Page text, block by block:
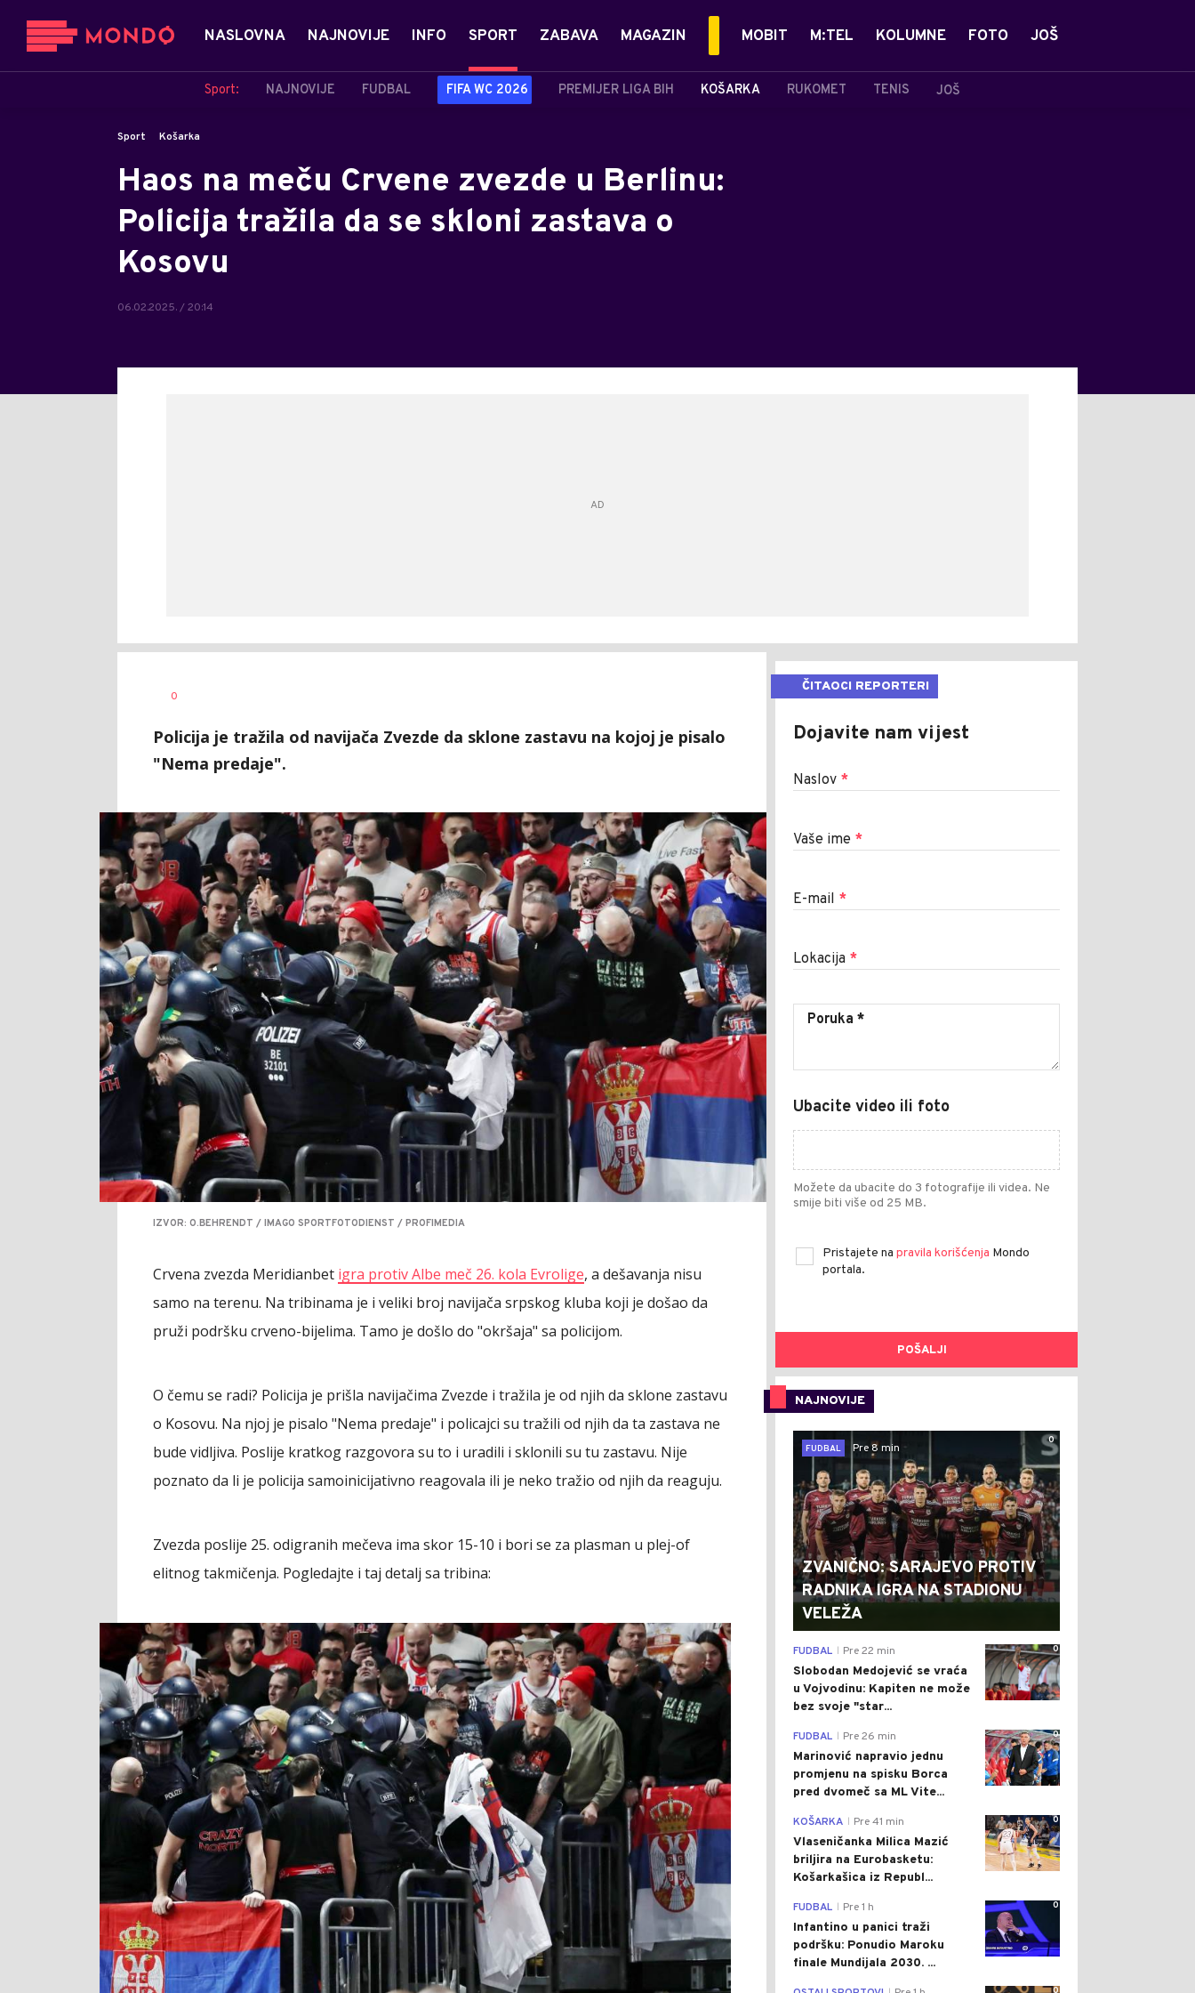
NASLOVNA NAJNOVIJE INFO SPORT
Sport: NAJNOVIJE FUDBAL FIFA WC 2026 PREMIJER LIGA BIH KOŠARKA RUKOMET TENIS JOŠ
ZABAVA MAGAZIN MOBIT M:TEL KOLUMNE FOTO JOŠ
Sport Košarka
Haos na meču Crvene zvezde u Berlinu:
Policija tražila da se skloni zastava o
Kosovu
06.02.2025. / 20:14
0
Policija je tražila od navijača Zvezde da sklone zastavu na kojoj je pisalo
"Nema predaje".
IZVOR: O.BEHRENDT / IMAGO SPORTFOTODIENST / PROFIMEDIA
Crvena zvezda Meridianbet igra protiv Albe meč 26. kola Evrolige, a dešavanja nisu
samo na terenu. Na tribinama je i veliki broj navijača srpskog kluba koji je došao da
pruži podršku crveno-bijelima. Tamo je došlo do "okršaja" sa policijom.
O čemu se radi? Policija je prišla navijačima Zvezde i tražila je od njih da sklone zastavu
o Kosovu. Na njoj je pisalo "Nema predaje" i policajci su tražili od njih da ta zastava ne
bude vidljiva. Poslije kratkog razgovora su to i uradili i sklonili su tu zastavu. Nije
poznato da li je policija samoinicijativno reagovala ili je neko tražio od njih da reaguju.
Zvezda poslije 25. odigranih mečeva ima skor 15-10 i bori se za plasman u plej-of
elitnog takmičenja. Pogledajte i taj detalj sa tribina:
ČITAOCI REPORTERI
Dojavite nam vijest
Naslov *
Vaše ime *
E-mail *
Lokacija *
Ubacite video ili foto
Možete da ubacite do 3 fotografije ili videa. Ne
smije biti više od 25 MB.
Pristajete na pravila korišćenja Mondo
portala.
POŠALJI
NAJNOVIJE
0
FUDBAL
Pre 8 min
ZVANIČNO: SARAJEVO PROTIV
RADNIKA IGRA NA STADIONU
VELEŽA
0
FUDBAL Pre 22 min
Slobodan Medojević se vraća
u Vojvodinu: Kapiten ne može
bez svoje "star...
0
FUDBAL Pre 26 min
Marinović napravio jednu
promjenu na spisku Borca
pred dvomeč sa ML Vite...
0
KOŠARKA Pre 41 min
Vlaseničanka Milica Mazić
briljira na Eurobasketu:
Košarkašica iz Republ...
0
FUDBAL Pre 1 h
Infantino u panici traži
podršku: Ponudio Maroku
finale Mundijala 2030. ...
0